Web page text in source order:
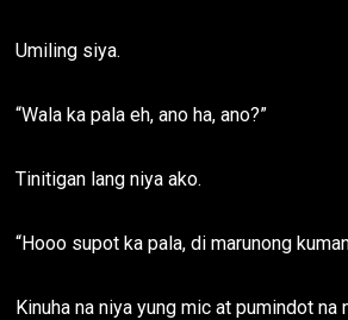
Umiling siya.
“Wala ka pala eh, ano ha, ano?”
Tinitigan lang niya ako.
“Hooo supot ka pala, di marunong
Kinuha na niya yung mic at pumindot na